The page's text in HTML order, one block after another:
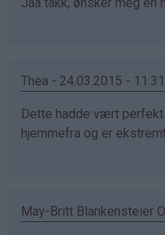
Thea - 24.03.2015 - 11:31
Dette hadde vært
hjemmefra og er
May-Britt Blankensteier